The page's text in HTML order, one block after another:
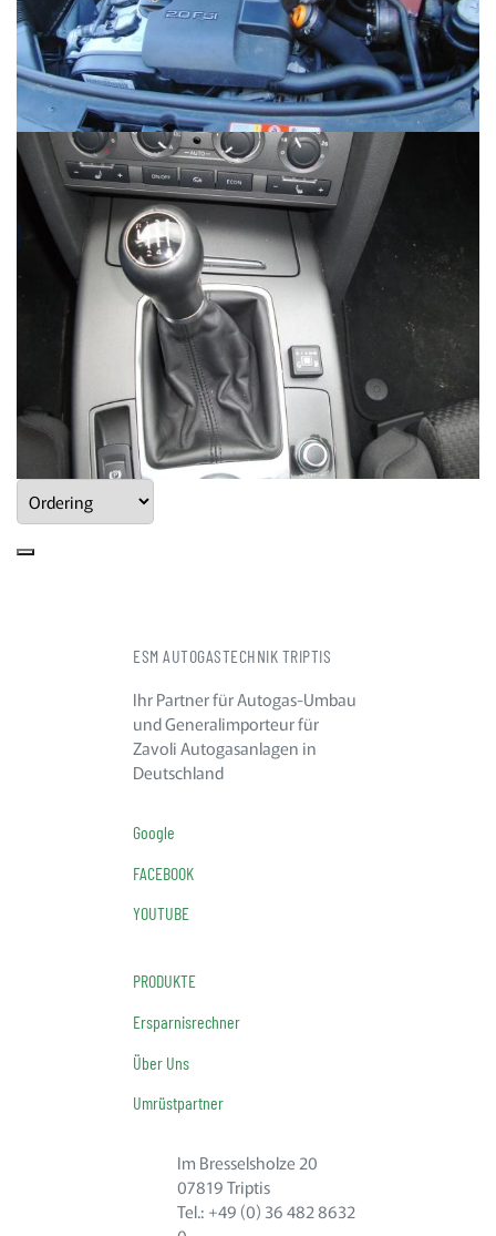
ESM AUTOGASTECHNIK TRIPTIS
Ihr Partner für Autogas-Umbau
und Generalimporteur für
Zavoli Autogasanlagen in
Deutschland
Google
FACEBOOK
YOUTUBE
PRODUKTE
Ersparnisrechner
Über Uns
Umrüstpartner
Im Bresselsholze 20
07819 Triptis
Tel.: +49 (0) 36 482 8632